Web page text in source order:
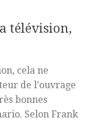
télévision,
cela ne
de l’ouvrage
bonnes
Selon Frank